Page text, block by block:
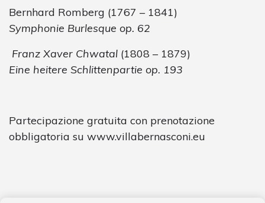
Bernhard Romberg (1767 – 1841)
Symphonie Burlesque op. 62
Franz Xaver Chwatal (1808 – 1879)
Eine heitere Schlittenpartie op. 193
Partecipazione gratuita con prenotazione
obbligatoria su www.villabernasconi.eu